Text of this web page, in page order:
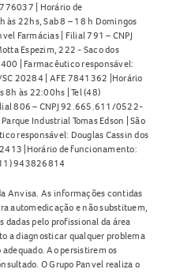
| Horário de
às 22hs, Sab 8 – 18 h Domingos
Farmácias | Filial 791 – CNPJ
Espezim, 222 - Saco dos
| Farmacêutico responsável:
SC 20284 | AFE 7841362 |Horário
8h às 22:00hs | Tel (48)
806 – CNPJ 92.665.611/0522-
Industrial Tomas Edson | São
responsável: Douglas Cassin dos
|Horário de funcionamento:
943826814
Anvisa. As informações contidas
automedicação e não substituem,
dadas pelo profissional da área
a diagnosticar qualquer problema
Ao persistirem os
O Grupo Panvel realiza o